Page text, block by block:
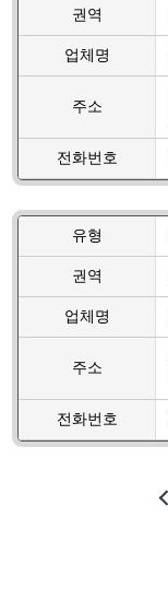
권역
업체명
주소
전화번호
유형
권역
업체명
주소
전화번호